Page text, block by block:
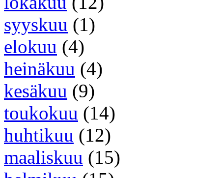
syyskuu (1)
elokuu (4)
heinäkuu (4)
kesäkuu (9)
toukokuu (14)
huhtikuu (12)
maaliskuu (15)